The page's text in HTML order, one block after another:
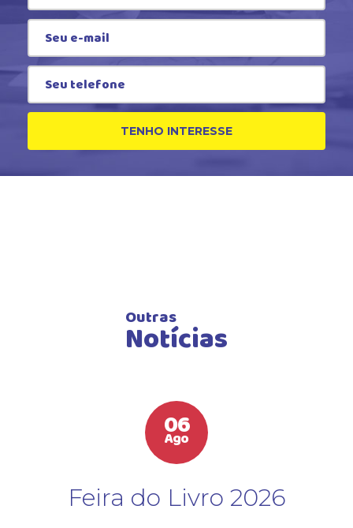
TENHO INTERESSE
Outras
Notícias
06
Ago
Feira do Livro 2026